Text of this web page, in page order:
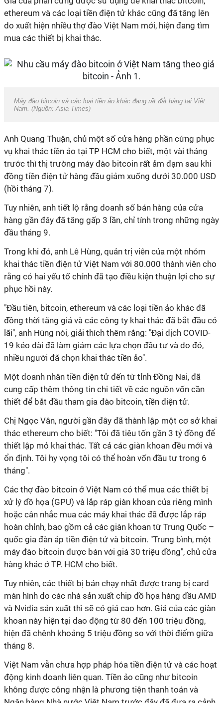
ethereum và các loại tiền điện tử khác cũng đã tăng lên
do xuất hiện nhiều thợ đào Việt Nam mới, hiện đang tìm
mua các thiết bị khai thác.
Máy đào bitcoin và các loại tiền ảo khác đang rất đắt hàng tại Việt
Nam. (Nguồn: Asia Times)
Anh Quang Thuận, chủ một số cửa hàng phần cứng phục
vụ khai thác tiền ảo tại TP HCM cho biết, một vài tháng
trước thì thị trường máy đào bitcoin rất ảm đạm sau khi
đồng tiền điện tử hàng đầu giảm xuống dưới 30.000 USD
(hồi tháng 7).
Tuy nhiên, anh tiết lộ rằng doanh số bán hàng của cửa
hàng gần đây đã tăng gấp 3 lần, chỉ tính trong những ngày
đầu tháng 9.
Trong khi đó, anh Lê Hùng, quản trị viên của một nhóm
khai thác tiền điện tử Việt Nam với 80.000 thành viên cho
rằng có hai yếu tố chính đã tạo điều kiện thuận lợi cho sự
phục hồi này.
"Đầu tiên, bitcoin, ethereum và các loại tiền ảo khác đã
đồng thời tăng giá và các công ty khai thác đã bắt đầu có
lãi", anh Hùng nói, giải thích thêm rằng: "Đại dịch COVID-
19 kéo dài đã làm giảm các lựa chọn đầu tư và do đó,
nhiều người đã chọn khai thác tiền ảo".
Một doanh nhân tiền điện tử đến từ tỉnh Đồng Nai, đã
cung cấp thêm thông tin chi tiết về các nguồn vốn cần
thiết để bắt đầu tham gia đào bitcoin, tiền điện tử.
Chị Ngọc Vân, người gần đây đã thành lập một cơ sở khai
thác ethereum cho biết: "Tôi đã tiêu tốn gần 3 tỷ đồng để
thiết lập mỏ khai thác. Tất cả các giàn khoan đều mới và
ổn định. Tôi hy vọng tôi có thể hoàn vốn đầu tư trong 6
tháng".
Các thợ đào bitcoin ở Việt Nam có thể mua các thiết bị
xử lý đồ họa (GPU) và lắp ráp giàn khoan của riêng mình
hoặc cân nhắc mua các máy khai thác đã được lắp ráp
hoàn chỉnh, bao gồm cả các giàn khoan từ Trung Quốc –
quốc gia đàn áp tiền điện tử và bitcoin. "Trung bình, một
máy đào bitcoin được bán với giá 30 triệu đồng", chủ cửa
hàng khác ở TP. HCM cho biết.
Tuy nhiên, các thiết bị bán chạy nhất được trang bị card
màn hình do các nhà sản xuất chip đồ họa hàng đầu AMD
và Nvidia sản xuất thì sẽ có giá cao hơn. Giá của các giàn
khoan này hiện tại dao động từ 80 đến 100 triệu đồng,
hiện đã chênh khoảng 5 triệu đồng so với thời điểm giữa
tháng 8.
Việt Nam vẫn chưa hợp pháp hóa tiền điện tử và các hoạt
động kinh doanh liên quan. Tiền ảo cũng như bitcoin
không được công nhận là phương tiện thanh toán và